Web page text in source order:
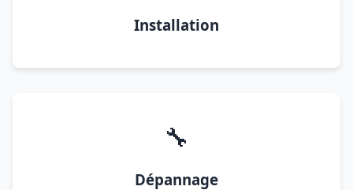
Installation
🔧
Dépannage